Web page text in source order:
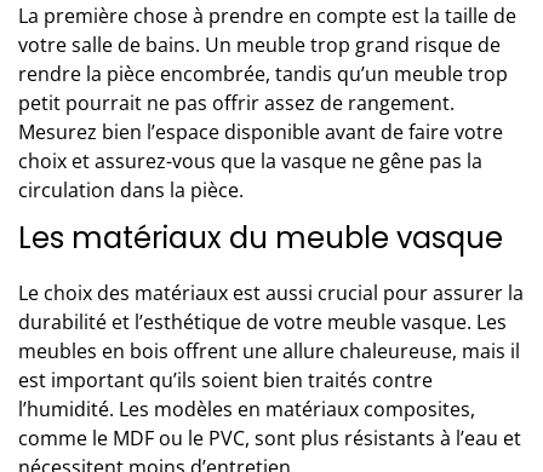
La première chose à prendre en compte est la taille de
votre salle de bains. Un meuble trop grand risque de
rendre la pièce encombrée, tandis qu’un meuble trop
petit pourrait ne pas offrir assez de rangement.
Mesurez bien l’espace disponible avant de faire votre
choix et assurez-vous que la vasque ne gêne pas la
circulation dans la pièce.
Les matériaux du meuble vasque
Le choix des matériaux est aussi crucial pour assurer la
durabilité et l’esthétique de votre meuble vasque. Les
meubles en bois offrent une allure chaleureuse, mais il
est important qu’ils soient bien traités contre
l’humidité. Les modèles en matériaux composites,
comme le MDF ou le PVC, sont plus résistants à l’eau et